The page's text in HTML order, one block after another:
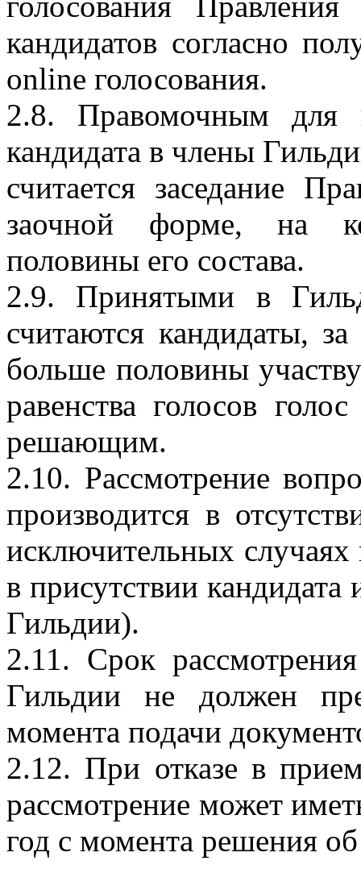
кандидатов согласно
online голосования.
2.8. Правомочным для
кандидата в члены
считается заседание
заочной форме, на
половины его состава.
2.9. Принятыми в
считаются кандидаты,
больше половины
равенства голосов
решающим.
2.10. Рассмотрение
производится в
исключительных
в присутствии
Гильдии).
2.11. Срок
Гильдии не должен
момента подачи
2.12. При отказе в
рассмотрение может
год с момента решения об